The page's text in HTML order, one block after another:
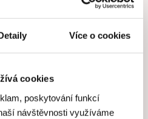
Více o cookies
cookies
poskytování funkcí
návštěvnosti využíváme
zahrnuje